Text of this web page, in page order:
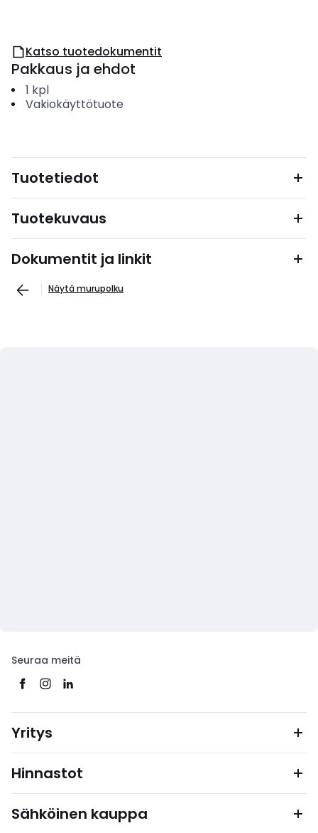
Katso tuotedokumentit
Pakkaus ja ehdot
1 kpl
Vakiokäyttötuote
Tuotetiedot
Tuotekuvaus
Dokumentit ja linkit
Näytä murupolku
Seuraa meitä
Yritys
Hinnastot
Sähköinen kauppa